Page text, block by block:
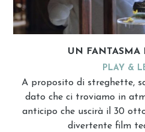
UN FANTASMA
PLAY &
A proposito di streghette,
dato che ci troviamo in
anticipo che uscirà il 30
divertente film